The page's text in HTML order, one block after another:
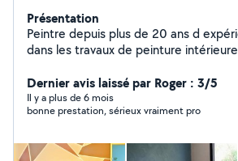
Présentation
Peintre depuis plus de 20 ans d expérience spécialisée
dans les travaux de peinture intérieure
Dernier avis laissé par Roger : 3/5
Il y a plus de 6 mois
bonne prestation, sérieux vraiment pro